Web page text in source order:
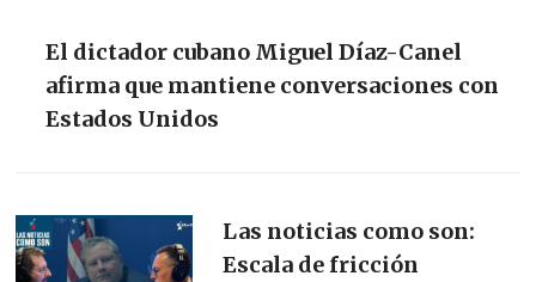
El dictador cubano Miguel Díaz-Canel
afirma que mantiene conversaciones con
Estados Unidos
Las noticias como son:
Escala de fricción